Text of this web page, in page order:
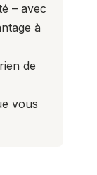
– avec
à
de
vous